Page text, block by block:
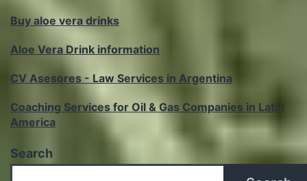
Buy aloe vera drinks
Aloe Vera Drink information
CV Asesores - Law Services in Argentina
Coaching Services for Oil & Gas Companies in Latin
America
Search